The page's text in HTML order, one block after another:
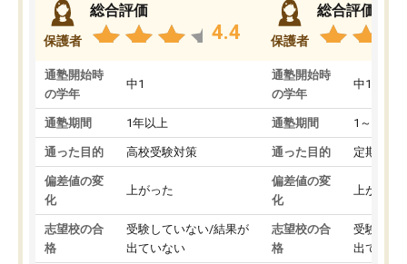
保護者
総合評価
4.4
通塾開始時
の学年
中1
通塾期間 1年以上
通った目的 高校受験対策
偏差値の変
化
上がった
志望校の合
格
受験していない/結果が
出ていない
保護者
総合評価
通塾開始時
の学年
中1
通塾期間 1～3ヵ月
通った目的 定期テス
偏差値の変
化
上がった
志望校の合
格
受験して
出ていな